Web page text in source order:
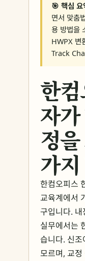
🎯 핵심 요
면서 맞춤
용 방법을
HWPX 변
Track
한
자
정
가
한컴오피스
교육계에서
구입니다.
실무에서는
습니다. 신
모르며, 교